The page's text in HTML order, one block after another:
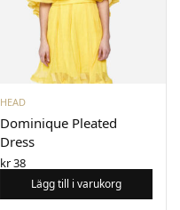
HEAD
Dominique Pleated
Dress
kr38
Lägg till i varukorg